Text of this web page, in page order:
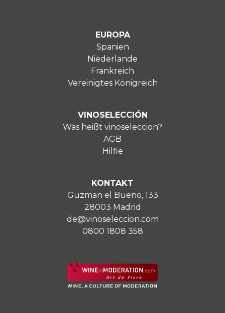
EUROPA
Spanien
Niederlande
Frankreich
Vereinigtes Königreich
VINOSELECCIÓN
Was heißt vinoseleccion?
AGB
Hilfie
KONTAKT
Guzman el Bueno, 133
28003 Madrid
de@vinoseleccion.com
0800 1808 358